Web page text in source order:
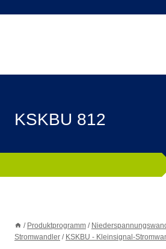
KSKBU 812
/ Produktprogramm /
Stromwandler / KSKBU - Kleinsignal-